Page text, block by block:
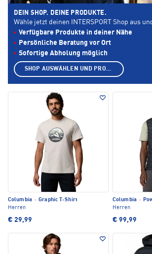
Columbia · Graphic T-Shirt
Herren
€ 29,99
Columbia ·
Herren
€ 99,99
DEIN SHOP. DEINE PRODUKTE.
Wähle jetzt deinen INTERSPORT Shop aus
Verfügbare Produkte in deiner Nähe
Persönliche Beratung vor Ort
Sofortige Abholung möglich
SHOP AUSWÄHLEN UND PRODUKTE ANZEIGEN